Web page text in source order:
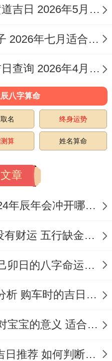
申）煞北，属猴者应
月廿七，星期五）
安门、
稠。
移徙、出火、出行、
及安床
（5:00-7:00）。
月廿九；星期日）
，祭祀、祈福，开
拆卸、扫舍，放
，开池、掘井，造畜
2026年5月适合结婚黄道吉日 2026年5月适合生子的日子
2026七月提车最佳日子 2026年七月适合提车的日子
2026年4月动土黄道吉日查询 2026年4月6日动土吉时
八字算命
名 终身运势
算 姓名算命
章
2024辰冲开财库，2024年辰年会冲开哪些人的财库
五行缺金的人是不是没有财运 五行缺金的人命运好不好
己卯日生人八字富贵 己卯日的八字命运如何
2025年买车提车吉日分析 购车时的吉日与禁忌
2024年农历12月吉日对宝宝的意义 适合龙年宝宝出生的日子有哪些
龙年12月出生宝宝的吉日推荐 如何判断吉日是否适合宝宝